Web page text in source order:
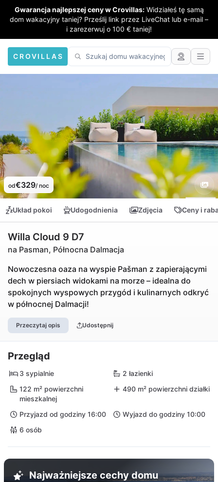
Gwarancja najlepszej ceny w Crovillas: Widziałeś tę samą
dom wakacyjny taniej? Prześlij link przez LiveChat lub e-mail –
i zarezerwuj o 100 € taniej!
CROVILLAS
od€329/ noc
Układ pokoi Udogodnienia Zdjęcia Ceny i
Willa Cloud 9 D7
na Pasman, Północna Dalmacja
Nowoczesna oaza na wyspie Pašman z zapierającymi
dech w piersiach widokami na morze – idealna do
spokojnych wyspowych przygód i kulinarnych odkryć
w północnej Dalmacji!
Przeczytaj opis Udostępnij
Przegląd
3 sypialnie
2 łazienki
122 m² powierzchni
mieszkalnej
490 m² powierzchni działki
Przyjazd od godziny 16:00
Wyjazd do godziny 10:00
6 osób
Najważniejsze cechy domu